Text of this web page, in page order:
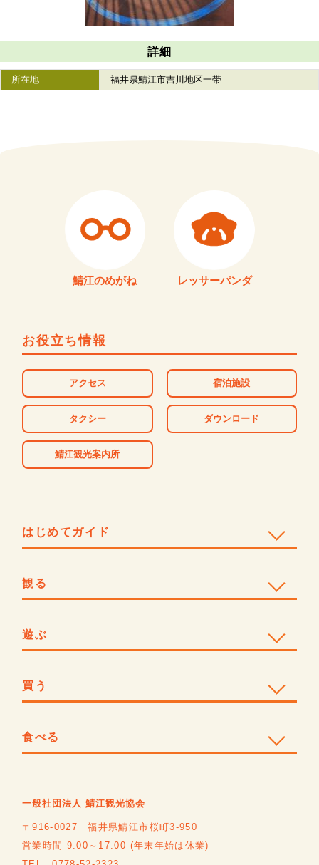
詳細
所在地 福井県鯖江市吉川地区一帯
鯖江のめがね レッサーパンダ
お役立ち情報
アクセス 宿泊施設
タクシー ダウンロード
鯖江観光案内所
はじめてガイド
観る
遊ぶ
買う
食べる
一般社団法人 鯖江観光協会
〒916-0027 福井県鯖江市桜町3-950
営業時間 9:00～17:00 (年末年始は休業)